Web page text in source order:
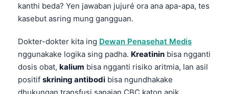
kanthi beda? Yen jawaban jujuré ora ana apa-apa, tes
kasebut asring mung gangguan.
Dokter-dokter kita ing Dewan Penasehat Medis
nggunakake logika sing padha. Kreatinin bisa ngganti
dosis obat, kalium bisa ngganti risiko aritmia, lan asil
positif skrining antibodi bisa ngundhakake